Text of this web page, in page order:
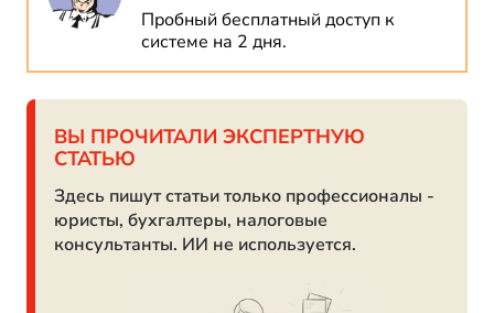
Пробный бесплатный доступ к
системе на 2 дня.
ВЫ ПРОЧИТАЛИ ЭКСПЕРТНУЮ
СТАТЬЮ
Здесь пишут статьи только профессионалы -
юристы, бухгалтеры, налоговые
консультанты. ИИ не используется.